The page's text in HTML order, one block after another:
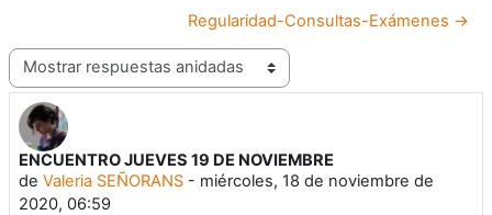
Regularidad-Consultas-Exámenes →
Mostrar modo
ENCUENTRO JUEVES 19 DE NOVIEMBRE
de Valeria SEÑORANS - miércoles, 18 de noviembre de
2020, 06:59
Número de respuestas: 0